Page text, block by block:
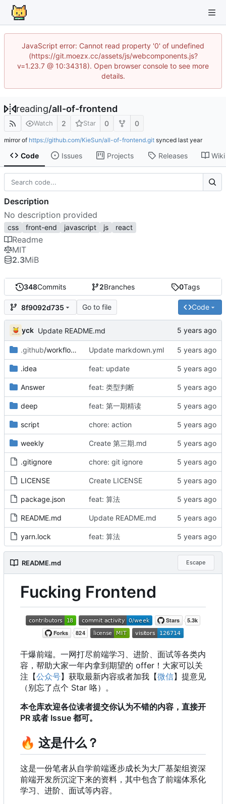
JavaScript error: Cannot read property '0' of undefined
(https://git.moezx.cc/assets/js/webcomponents.js?
v=1.23.7 @ 10:34318). Open browser console to see more
details.
reading/all-of-frontend
Watch 2 Star 0 0
mirror of https://github.com/KieSun/all-of-frontend.git synced
Code Issues Projects Releases Wiki
348Commits 2Branches 0Tags
8f9092d735 Go to file Code
yck Update README.md
.github/workflows Update markdown.yml
.idea feat: update
Answer feat: 类型判断
deep feat: 第一期精读
script chore: action
weekly Create 第三期.md
.gitignore chore: git ignore
LICENSE Create LICENSE
package.json feat: 算法
README.md Update README.md
yarn.lock feat: 算法
README.md Escape
Fucking Frontend
干爆前端。一网打尽前端学习、进阶、面试等各类内
容，帮助大家一年内拿到期望的 offer ！ 大家可以关
注【公众号】获取最新内容或者加我【微信】提意见
（别忘了点个 Star 咯）。
本仓库欢迎各位读者提交你认为不错的内容，直接开
PR 或者 Issue 都可。
🔥 这是什么？
这是一份笔者从自学前端逐步成长为大厂基架组资深
前端开发所沉淀下来的资料，其中包含了前端体系化
学习、进阶、面试等内容。
Description
No description provided
css front-end javascript js react
Readme
MIT
2.3MiB